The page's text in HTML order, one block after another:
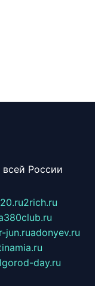
России
2rich.ru
jun.ruadonyev.ru
day.ru